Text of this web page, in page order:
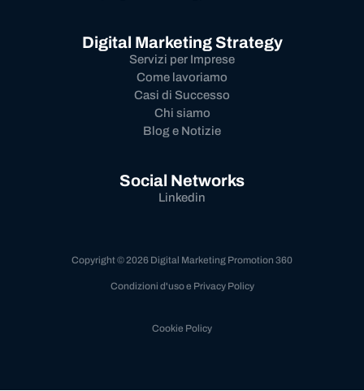
Digital Marketing Strategy
Servizi per Imprese
Come lavoriamo
Casi di Successo
Chi siamo
Blog e Notizie
Social Networks
Linkedin
Copyright © 2026 Digital Marketing Promotion 360
Condizioni d'uso e Privacy Policy
Cookie Policy